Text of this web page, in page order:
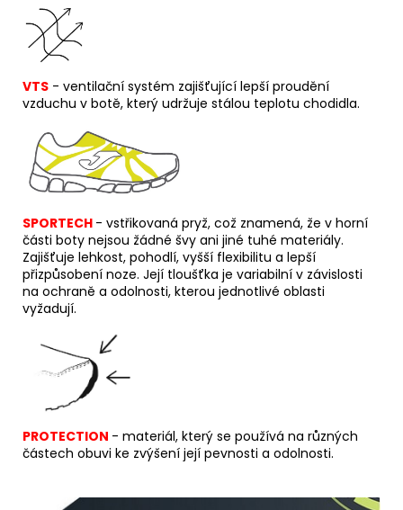
VTS - ventilační systém zajišťující lepší proudění
vzduchu v botě, který udržuje stálou teplotu chodidla.
SPORTECH - vstřikovaná pryž, což znamená, že v horní
části boty nejsou žádné švy ani jiné tuhé materiály.
Zajišťuje lehkost, pohodlí, vyšší flexibilitu a lepší
přizpůsobení noze. Její tloušťka je variabilní v závislosti
na ochraně a odolnosti, kterou jednotlivé oblasti
vyžadují.
PROTECTION - materiál, který se používá na různých
částech obuvi ke zvýšení její pevnosti a odolnosti.